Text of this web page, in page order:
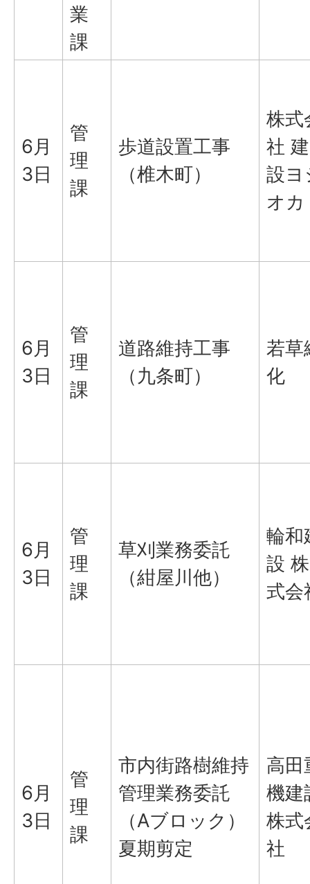
業
課
6月
3日
管
理
課
歩道設置工事
（椎木町）
株式
社 建
設ヨ
オカ
6月
3日
管
理
課
道路維持工事
（九条町）
若草
化
6月
3日
管
理
課
草刈業務委託
（紺屋川他）
輪和
設 株
式会
6月
3日
管
理
課
市内街路樹維持
管理業務委託
（Aブロック）
夏期剪定
高田
機建
株式
社